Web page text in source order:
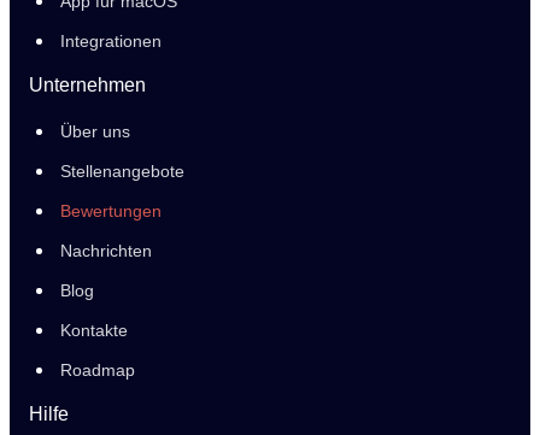
Integrationen
Unternehmen
Über uns
Stellenangebote
Bewertungen
Nachrichten
Blog
Kontakte
Roadmap
Hilfe